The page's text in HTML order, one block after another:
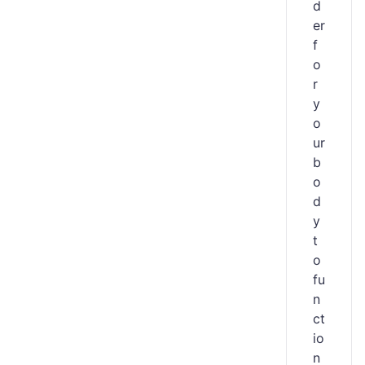
d
er
f
o
r
y
o
ur
b
o
d
y
t
o
fu
n
ct
io
n